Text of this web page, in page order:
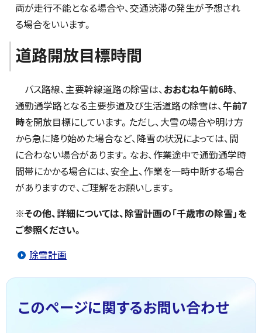
両が走行不能となる場合や、交通渋滞の発生が予想され
る場合をいいます。
道路開放目標時間
バス路線、主要幹線道路の除雪は、おおむね午前6時、
通勤通学路となる主要歩道及び生活道路の除雪は、午前7
時を開放目標にしています。ただし、大雪の場合や明け方
から急に降り始めた場合など、降雪の状況によっては、間
に合わない場合があります。なお、作業途中で通勤通学時
間帯にかかる場合には、安全上、作業を一時中断する場合
がありますので、ご理解をお願いします。
※その他、詳細については、除雪計画の「千歳市の除雪」を
ご参照ください。
除雪計画
このページに関するお問い合わせ